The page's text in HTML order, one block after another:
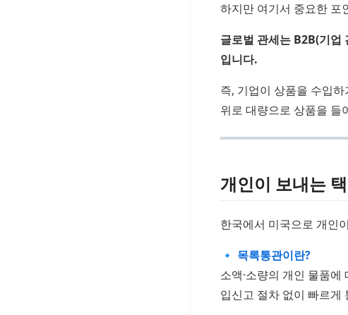
하지만 여기서 중요한 포
글로벌 관세는 B2B(기업
입니다.
즉, 기업이 상품을 수입
위로 대량으로 상품을 들
개인이 보내는
한국에서 미국으로 개인
🔹 목록통관이란?
소액·소량의 개인 물품
입신고 절차 없이 빠르게